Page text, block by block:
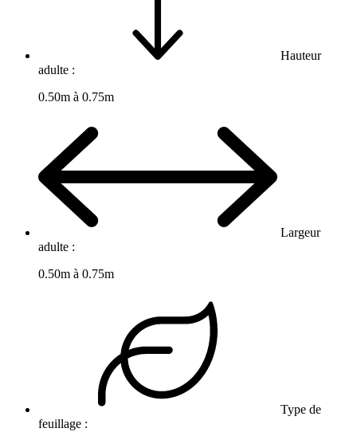
Hauteur
adulte :
0.50m à 0.75m
Largeur
adulte :
0.50m à 0.75m
Type de
feuillage :